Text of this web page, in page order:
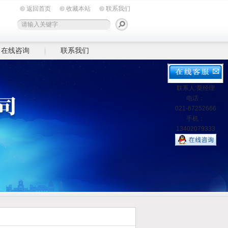
返回首页 收藏本站 联系我们
在线咨询 联系我们
联系人:粟经理
电话：
021-67252666
手机：
13402079333